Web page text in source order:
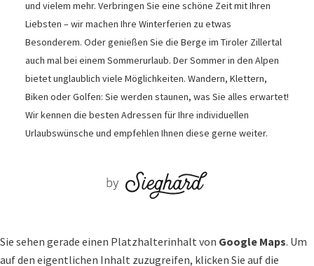
Drogeriemarkt, Sportshop und Fashion-Shop bis hin zu
Restaurants, Après-Ski-Bars, Pubs und vielem mehr.
Verbringen Sie eine schöne Zeit mit Ihren Liebsten – wir
machen Ihre Winterferien zu etwas Besonderem. Oder
genießen Sie die Berge im Tiroler Zillertal auch mal bei
einem Sommerurlaub. Der Sommer in den Alpen bietet
unglaublich viele Möglichkeiten. Wandern, Klettern, Biken
oder Golfen: Sie werden staunen, was Sie alles erwartet!
Urlaubswünsche und empfehlen Ihnen diese gerne weiter.